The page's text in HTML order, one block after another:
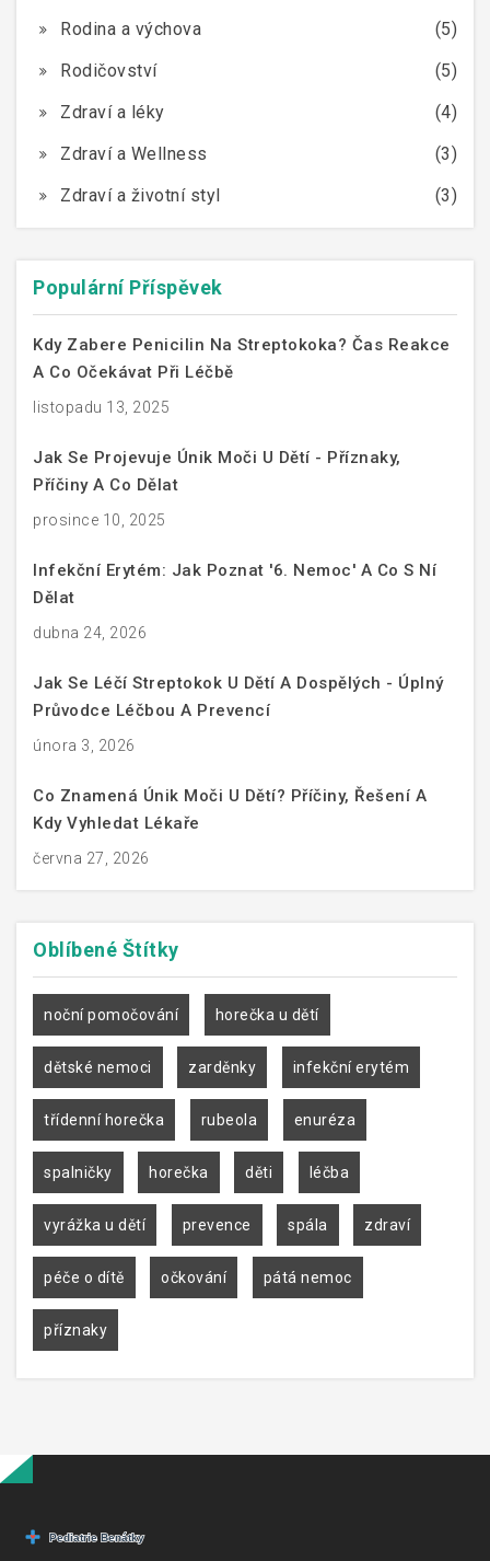
Rodina a výchova
(5)
Rodičovství
(5)
Zdraví a léky
(4)
Zdraví a Wellness
(3)
Zdraví a životní styl
(3)
Populární Příspěvek
Kdy Zabere Penicilin Na Streptokoka? Čas Reakce
A Co Očekávat Při Léčbě
listopadu 13, 2025
Jak Se Projevuje Únik Moči U Dětí - Příznaky,
Příčiny A Co Dělat
prosince 10, 2025
Infekční Erytém: Jak Poznat '6. Nemoc' A Co S Ní
Dělat
dubna 24, 2026
Jak Se Léčí Streptokok U Dětí A Dospělých - Úplný
Průvodce Léčbou A Prevencí
února 3, 2026
Co Znamená Únik Moči U Dětí? Příčiny, Řešení A
Kdy Vyhledat Lékaře
června 27, 2026
Oblíbené Štítky
noční pomočování horečka u dětí
dětské nemoci zarděnky infekční erytém
třídenní horečka rubeola enuréza
spalničky horečka děti léčba
vyrážka u dětí prevence spála zdraví
péče o dítě očkování pátá nemoc
příznaky